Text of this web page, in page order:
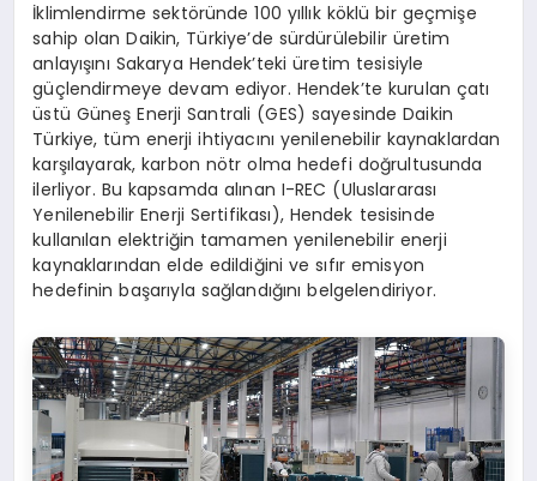
İklimlendirme sektöründe 100 yıllık köklü bir geçmişe
sahip olan Daikin, Türkiye’de sürdürülebilir üretim
anlayışını Sakarya Hendek’teki üretim tesisiyle
güçlendirmeye devam ediyor. Hendek’te kurulan çatı
üstü Güneş Enerji Santrali (GES) sayesinde Daikin
Türkiye, tüm enerji ihtiyacını yenilenebilir kaynaklardan
karşılayarak, karbon nötr olma hedefi doğrultusunda
ilerliyor. Bu kapsamda alınan I-REC (Uluslararası
Yenilenebilir Enerji Sertifikası), Hendek tesisinde
kullanılan elektriğin tamamen yenilenebilir enerji
kaynaklarından elde edildiğini ve sıfır emisyon
hedefinin başarıyla sağlandığını belgelendiriyor.